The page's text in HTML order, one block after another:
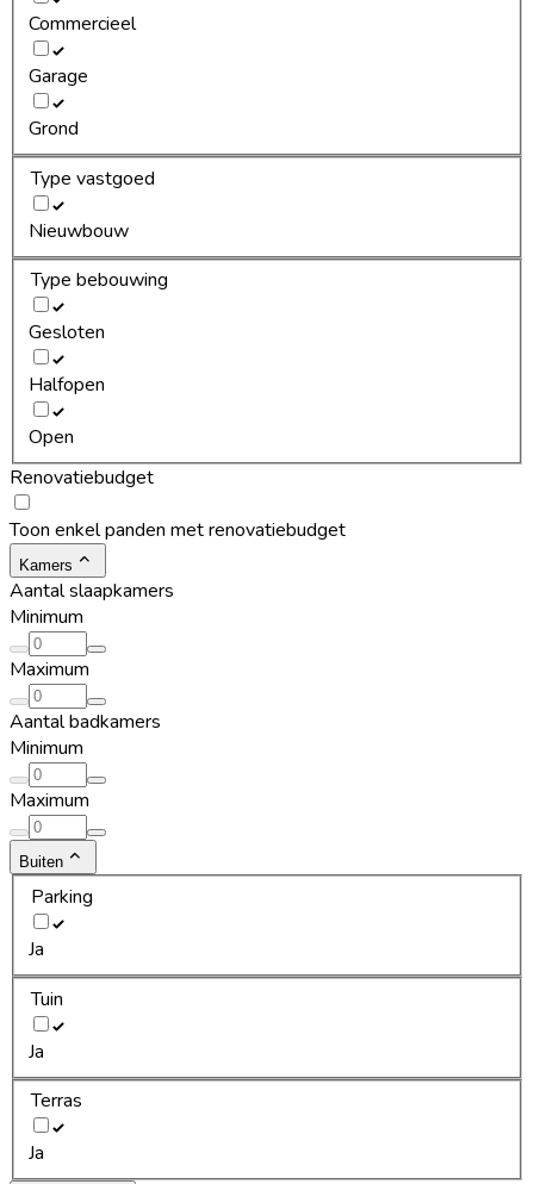
Commercieel
Garage
Grond
Type vastgoed
Nieuwbouw
Type bebouwing
Gesloten
Halfopen
Open
Renovatiebudget
Toon enkel panden met renovatiebudget
Kamers
Aantal slaapkamers
Minimum
Maximum
Aantal badkamers
Minimum
Maximum
Buiten
Parking
Ja
Tuin
Ja
Terras
Ja